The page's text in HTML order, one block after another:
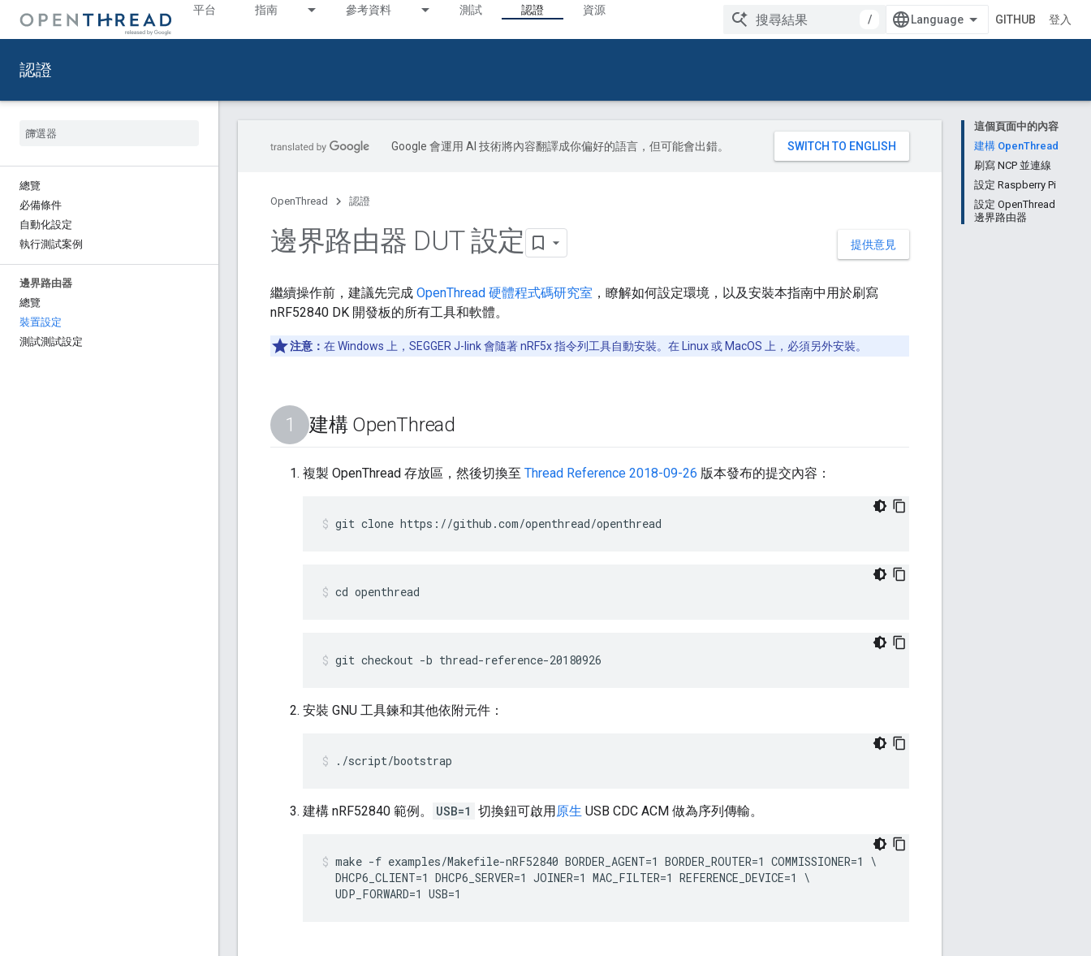
平台 指南 參考資料 測試 認證 資源
/ GITHUB 登入
認證
總覽
必備條件
自動化設定
執行測試案例
邊界路由器
總覽
裝置設定
測試測試設定
這個頁面中的內容
建構 OpenThread
刷寫 NCP 並連線
設定 Raspberry Pi
設定 OpenThread
邊界路由器
Google 會運用 AI 技術將內容翻譯成你偏好的語言，但可能會出錯。
OpenThread 認證
提供意見
邊界路由器 DUT 設定
繼續操作前，建議先完成 OpenThread 硬體程式碼研究室 ，瞭解如何設定環境，以及安裝本指南中用於刷寫
nRF52840 DK 開發板的所有工具和軟體。
注意： 在 Windows 上，SEGGER J-link 會隨著 nRF5x 指令列工具自動安裝。在 Linux 或 MacOS 上，必須另外安裝。
建構 OpenThread
複製 OpenThread 存放區，然後切換至 Thread Reference 2018-09-26 版本發布的提交內容：
git clone https://github.com/openthread/openthread
cd openthread
git checkout -b thread-reference-20180926
安裝 GNU 工具鍊和其他依附元件：
./script/bootstrap
建構 nRF52840 範例。 USB=1 切換鈕可啟用原生 USB CDC ACM 做為序列傳輸。
make -f examples/Makefile-nRF52840 BORDER_AGENT=1 BORDER_ROUTER=1 COMMISSIONER=1 \
  DHCP6_CLIENT=1 DHCP6_SERVER=1 JOINER=1 MAC_FILTER=1 REFERENCE_DEVICE=1 \
  UDP_FORWARD=1 USB=1